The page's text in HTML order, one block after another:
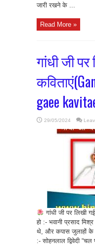
जारी रखने के ...
Read More »
गांधी जी
gaee
29/05/2024
गांधी जी पर लिखी
हो :- भवानी प्रसाद
थे, और कपास जुलाहों के
:- सोहनलाल द्विवेदी